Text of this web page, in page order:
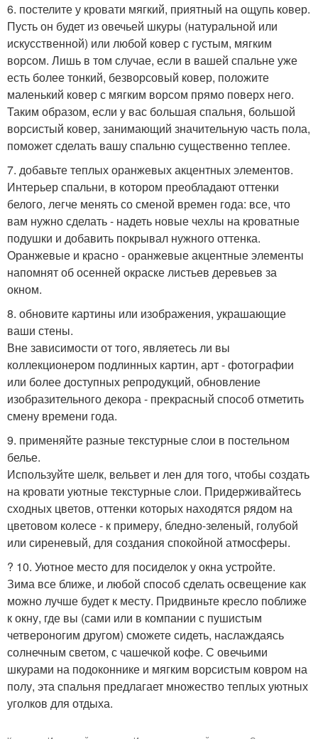
6. постелите у кровати мягкий, приятный на ощупь ковер.
Пусть он будет из овечьей шкуры (натуральной или
искусственной) или любой ковер с густым, мягким
ворсом. Лишь в том случае, если в вашей спальне уже
есть более тонкий, безворсовый ковер, положите
маленький ковер с мягким ворсом прямо поверх него.
Таким образом, если у вас большая спальня, большой
ворсистый ковер, занимающий значительную часть пола,
поможет сделать вашу спальню существенно теплее.
7. добавьте теплых оранжевых акцентных элементов.
Интерьер спальни, в котором преобладают оттенки
белого, легче менять со сменой времен года: все, что
вам нужно сделать - надеть новые чехлы на кроватные
подушки и добавить покрывал нужного оттенка.
Оранжевые и красно - оранжевые акцентные элементы
напомнят об осенней окраске листьев деревьев за
окном.
8. обновите картины или изображения, украшающие
ваши стены.
Вне зависимости от того, являетесь ли вы
коллекционером подлинных картин, арт - фотографии
или более доступных репродукций, обновление
изобразительного декора - прекрасный способ отметить
смену времени года.
9. применяйте разные текстурные слои в постельном
белье.
Используйте шелк, вельвет и лен для того, чтобы создать
на кровати уютные текстурные слои. Придерживайтесь
сходных цветов, оттенки которых находятся рядом на
цветовом колесе - к примеру, бледно-зеленый, голубой
или сиреневый, для создания спокойной атмосферы.
? 10. Уютное место для посиделок у окна устройте.
Зима все ближе, и любой способ сделать освещение как
можно лучше будет к месту. Придвиньте кресло поближе
к окну, где вы (сами или в компании с пушистым
четвероногим другом) сможете сидеть, наслаждаясь
солнечным светом, с чашечкой кофе. С овечьими
шкурами на подоконнике и мягким ворсистым ковром на
полу, эта спальня предлагает множество теплых уютных
уголков для отдыха.